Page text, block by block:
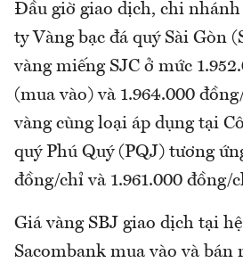
Đầu giờ giao dịch, chi
ty Vàng bạc đá quý Sài Gòn
vàng miếng SJC ở mức
(mua vào) và 1.964.000
vàng cùng loại áp dụng tại
quý Phú Quý (PQJ) tương
đồng/chỉ và 1.961.000 đồng/
Giá vàng SBJ giao dịch tại
Sacombank mua vào và bán